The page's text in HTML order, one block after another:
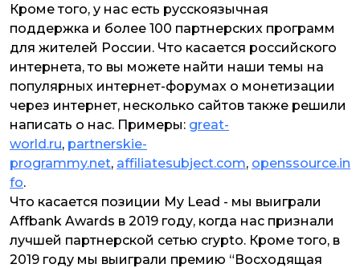
Кроме того, у нас есть русскоязычная
поддержка и более 100 партнерских программ
для жителей России. Что касается российского
интернета, то вы можете найти наши темы на
популярных интернет-форумах о монетизации
через интернет, несколько сайтов также решили
написать о нас. Примеры: great-
world.ru, partnerskie-
programmy.net, affiliatesubject.com, openssource.in
fo.
Что касается позиции My Lead - мы выиграли
Affbank Awards в 2019 году, когда нас признали
лучшей партнерской сетью crypto. Кроме того, в
2019 году мы выиграли премию “Восходящая